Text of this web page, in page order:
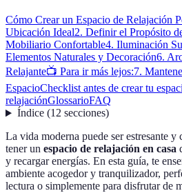
Cómo Crear un Espacio de Relajación
Ubicación Ideal2. Definir el Propósito
Mobiliario Confortable4. Iluminación
Elementos Naturales y Decoración6.
Relajante📺 Para ir más lejos:7.
EspacioChecklist antes de crear tu
relajaciónGlossarioFAQ
Índice(12 secciones)
La vida moderna puede ser estresante y
tener un espacio de relajación en casa
y recargar energías. En esta guía, te
ambiente acogedor y tranquilizador,
lectura o simplemente para disfrutar de